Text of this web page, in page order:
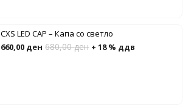
CXS LED CAP – Капа со светло
660,00 ден 680,00ден + 18 % ддв